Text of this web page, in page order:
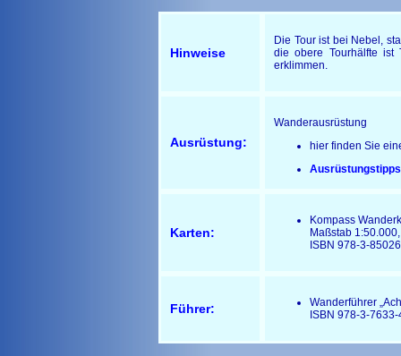
Hinweise
Die Tour ist bei Nebel,
die obere Tourhälfte ist
erklimmen.
Ausrüstung:
Wanderausrüstung
hier finden Sie
Ausrüstungstipps
Karten:
Kompass
Maßstab
ISBN 978-3-
Führer:
Wanderführer
ISBN 978-3-